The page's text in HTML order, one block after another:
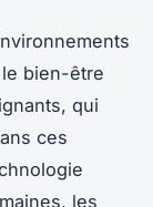
bien-être
qui
ces
les